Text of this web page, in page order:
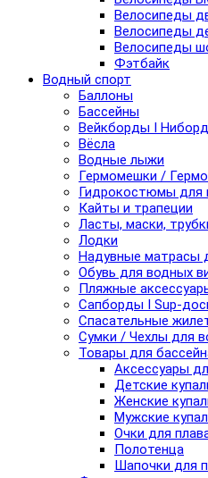
Велосипеды
Велосипеды
Велосипеды
Фэтбайк
Водный спорт
Баллоны
Бассейны
Вейкборды I
Вёсла
Водные лыжи
Гермомешки /
Гидрокостюмы для
Кайты и трапеции
Ласты, маски,
Лодки
Надувные матрасы
Обувь для водных
Пляжные
Сапборды I Sup-
Спасательные
Сумки / Чехлы для
Товары для
Аксессуары
Детские
Женские
Мужские
Очки для
Полотенца
Шапочки для